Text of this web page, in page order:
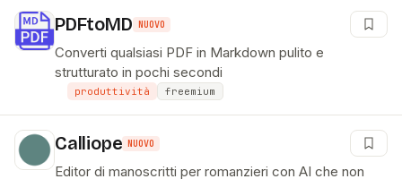
PDFtoMD NUOVO
Converti qualsiasi PDF in Markdown pulito e
strutturato in pochi secondi
produttività freemium
Calliope NUOVO
Editor di manoscritti per romanzieri con AI che non